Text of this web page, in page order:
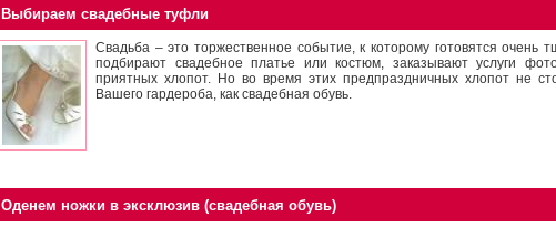
Выбираем свадебные туфли
Свадьба – это торжественное событие, к которому готовятся очень
подбирают свадебное платье или костюм, заказывают услуги
приятных хлопот. Но во время этих предпраздничных хлопот не
Вашего гардероба, как свадебная обувь.
Оденем ножки в эксклюзив (свадебная обувь)